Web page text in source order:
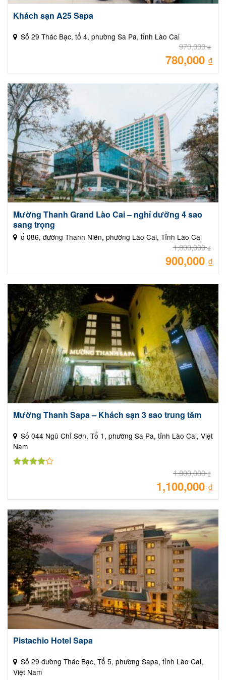
Khách sạn A25 Sapa
Số 29 Thác Bạc, tổ 4, phường Sa Pa, tỉnh Lào Cai
970,000₫
gốc
780,000 ₫
Giá
tại
là:
Mường Thanh Grand Lào Cai – nghỉ dưỡng 4 sao
sang trọng
ố 086, đường Thanh Niên, phường Lào Cai, Tỉnh Lào Cai
1,800,000₫
gốc
900,000 ₫
Giá
tại
là:
Mường Thanh Sapa – Khách sạn 3 sao trung tâm
Số 044 Ngũ Chỉ Sơn, Tổ 1, phường Sa Pa, tỉnh Lào Cai, Việt
Nam
1,800,000₫
gốc
1,100,000 ₫
Giá
tại
là:
Pistachio Hotel Sapa
Số 29 đường Thác Bạc, Tổ 5, phường Sapa, tỉnh Lào Cai,
Việt Nam